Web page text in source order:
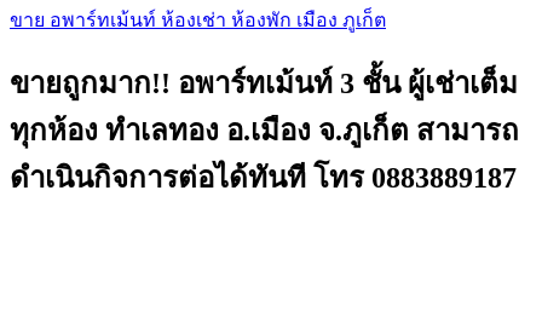
ขาย อพาร์ทเม้นท์ ห้องเช่า ห้องพัก เมือง ภูเก็ต
ขายถูกมาก!! อพาร์ทเม้นท์ 3 ชั้น ผู้เช่าเต็ม
ทุกห้อง ทำเลทอง อ.เมือง จ.ภูเก็ต สามารถ
ดำเนินกิจการต่อได้ทันที โทร 0883889187